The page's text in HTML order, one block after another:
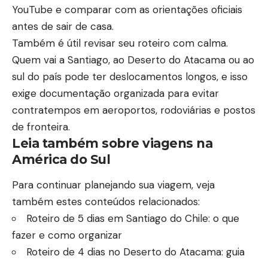
YouTube e comparar com as orientações oficiais
antes de sair de casa.
Também é útil revisar seu roteiro com calma.
Quem vai a Santiago, ao Deserto do Atacama ou ao
sul do país pode ter deslocamentos longos, e isso
exige documentação organizada para evitar
contratempos em aeroportos, rodoviárias e postos
de fronteira.
Leia também sobre viagens na
América do Sul
Para continuar planejando sua viagem, veja
também estes conteúdos relacionados:
Roteiro de 5 dias em Santiago do Chile: o que
fazer e como organizar
Roteiro de 4 dias no Deserto do Atacama: guia